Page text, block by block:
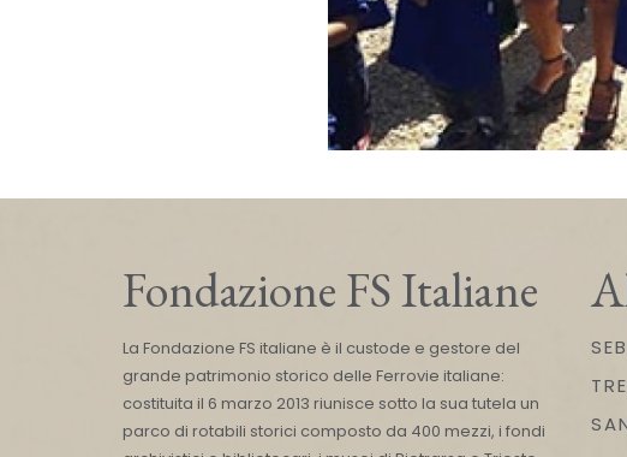
Fondazione FS Italiane
La Fondazione FS italiane è il custode e gestore del
grande patrimonio storico delle Ferrovie italiane:
costituita il 6 marzo 2013 riunisce sotto la sua tutela un
parco di rotabili storici composto da 400 mezzi, i fondi